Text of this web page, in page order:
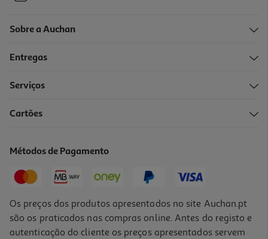
Sobre a Auchan
Entregas
Serviços
Cartões
Métodos de Pagamento
Os preços dos produtos apresentados no site Auchan.pt
são os praticados nas compras online. Antes do registo e
autenticação do cliente os preços apresentados servem